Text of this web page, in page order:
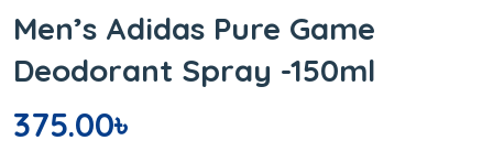
Men’s Adidas Pure Game
Deodorant Spray -150ml
375.00৳